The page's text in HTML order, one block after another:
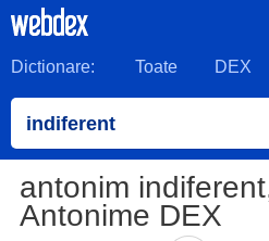
Dictionare: Toate DEX
antonim
Antonime DEX